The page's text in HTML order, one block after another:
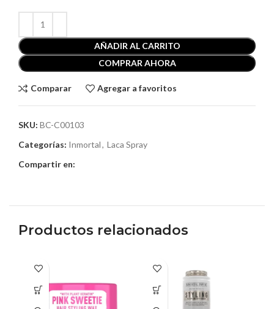
AÑADIR AL CARRITO
COMPRAR AHORA
Comparar Agregar a favoritos
SKU: BC-C00103
Categorías: Inmortal, Laca Spray
Compartir en:
Productos relacionados